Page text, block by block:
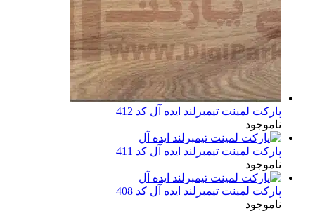
پارکت لمینت تیمبرلند ایده آل کد 412
ناموجود
پارکت لمینت تیمبرلند ایده آل کد 411
ناموجود
پارکت لمینت تیمبرلند ایده آل کد 408
ناموجود